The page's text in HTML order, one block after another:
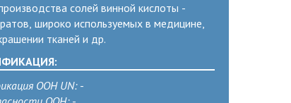
солей винной кислоты -
широко используемых в медицине,
тканей и др.
ООН UN:-